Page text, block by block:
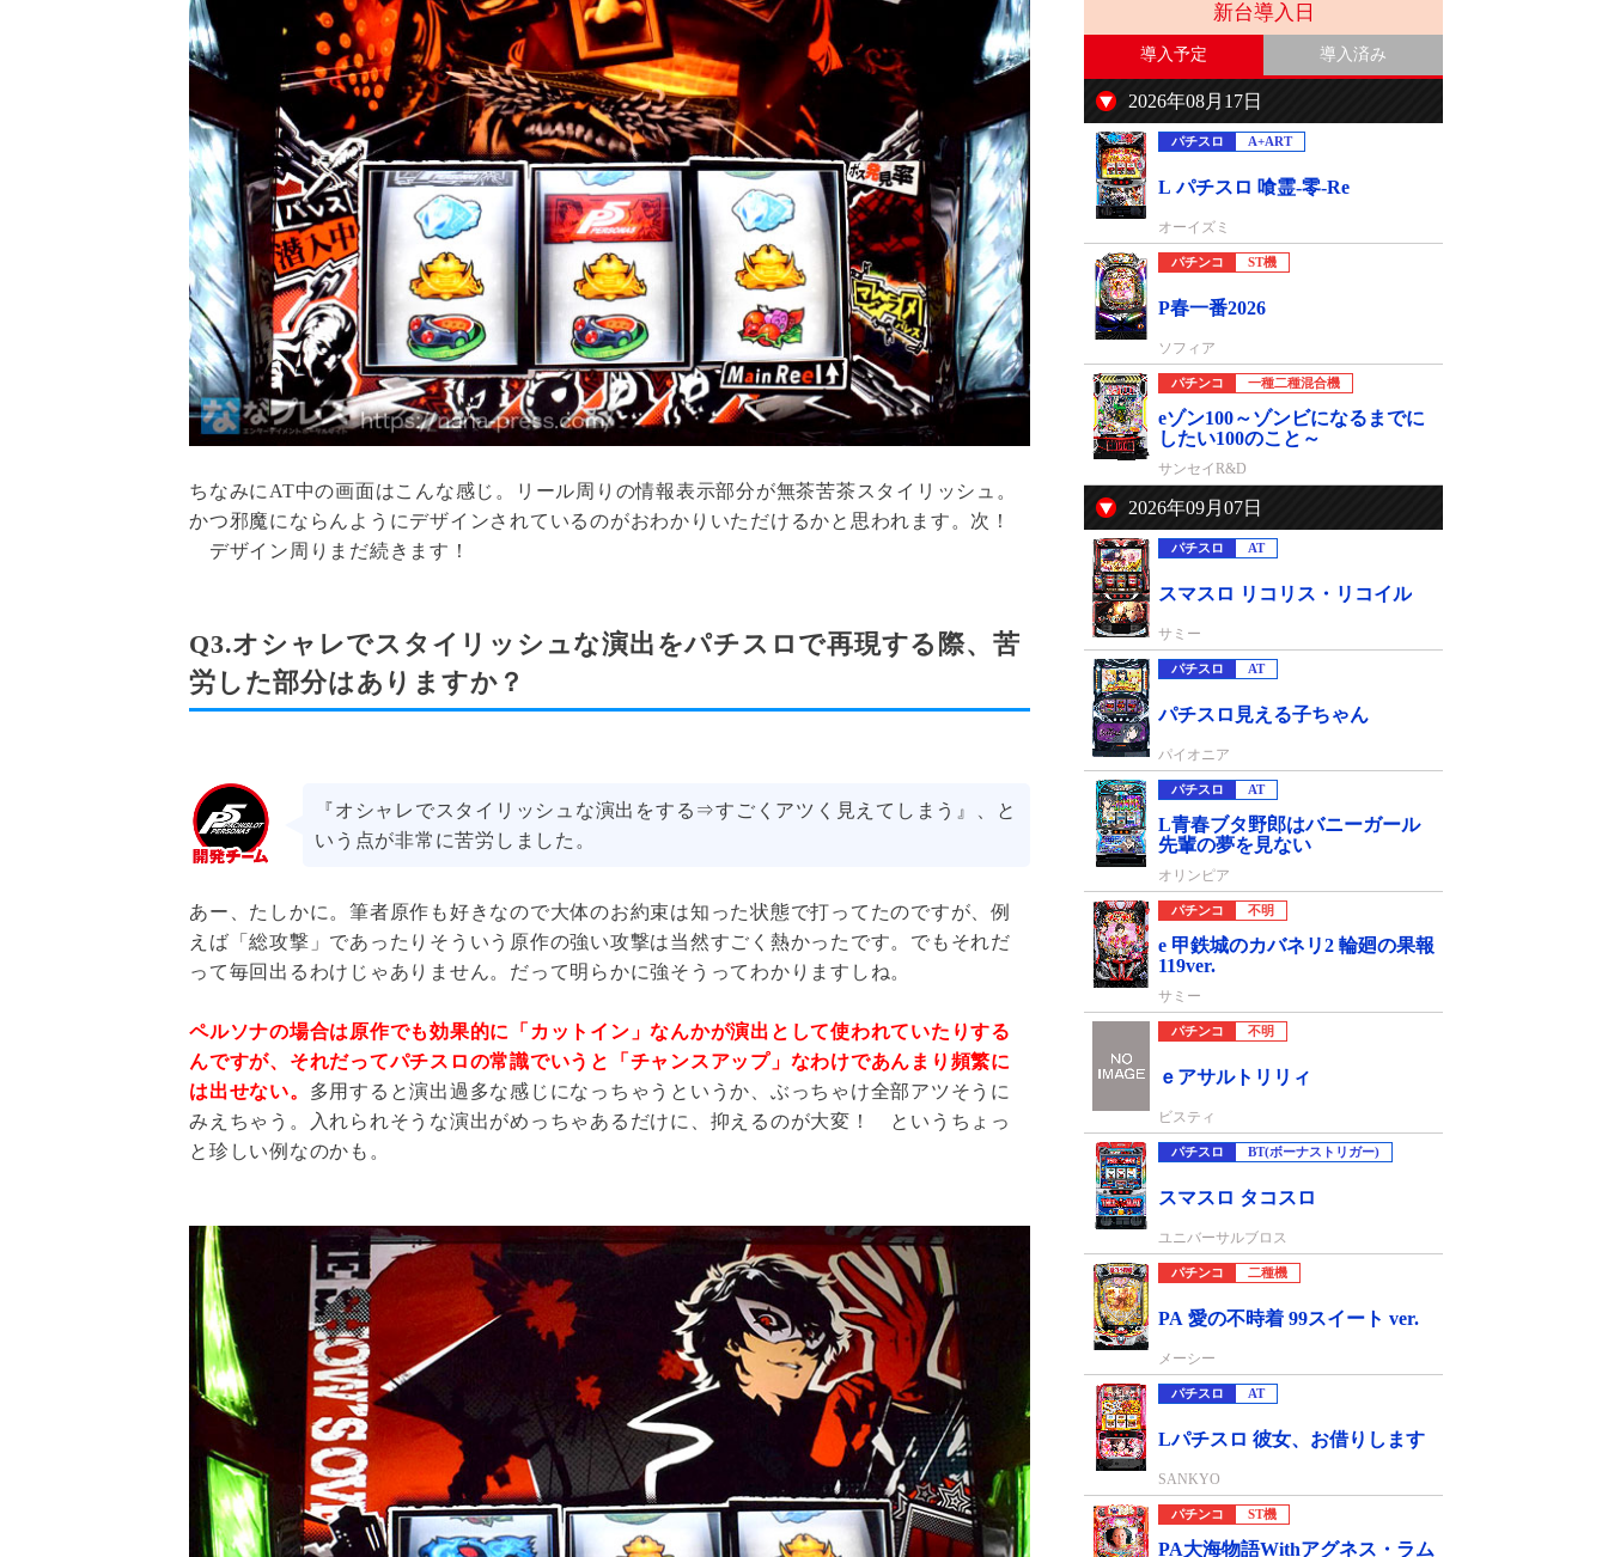
ちなみにAT中の画面はこんな感じ。リール周りの情報表示部分が無茶苦茶スタイリッシュ。
かつ邪魔にならんようにデザインされているのがおわかりいただけるかと思われます。次！
デザイン周りまだ続きます！
Q3.オシャレでスタイリッシュな演出をパチスロで再現する際、苦
労した部分はありますか？
『オシャレでスタイリッシュな演出をする⇒すごくアツく見えてしまう』、と
いう点が非常に苦労しました。
あー、たしかに。筆者原作も好きなので大体のお約束は知った状態で打ってたのですが、例
えば「総攻撃」であったりそういう原作の強い攻撃は当然すごく熱かったです。でもそれだ
って毎回出るわけじゃありません。だって明らかに強そうってわかりますしね。
ペルソナの場合は原作でも効果的に「カットイン」なんかが演出として使われていたりする
んですが、それだってパチスロの常識でいうと「チャンスアップ」なわけであんまり頻繁に
は出せない。 多用すると演出過多な感じになっちゃうというか、ぶっちゃけ全部アツそうに
みえちゃう。入れられそうな演出がめっちゃあるだけに、抑えるのが大変！ というちょっ
と珍しい例なのかも。
新台導入日
導入予定 導入済み
2026年08月17日
パチスロ A+ART
L パチスロ 喰霊-零-Re
オーイズミ
パチンコ ST機
P春一番2026
ソフィア
パチンコ 一種二種混合機
eゾン100～ゾンビになるまでに
したい100のこと～
サンセイR&D
2026年09月07日
パチスロ AT
スマスロ リコリス・リコイル
サミー
パチスロ AT
パチスロ見える子ちゃん
パイオニア
パチスロ AT
L青春ブタ野郎はバニーガール
先輩の夢を見ない
オリンピア
パチンコ 不明
e 甲鉄城のカバネリ2 輪廻の果報
119ver.
サミー
パチンコ 不明
ｅアサルトリリィ
ビスティ
パチスロ BT(ボーナストリガー)
スマスロ タコスロ
ユニバーサルブロス
パチンコ 二種機
PA 愛の不時着 99スイート ver.
メーシー
パチスロ AT
Lパチスロ 彼女、お借りします
SANKYO
パチンコ ST機
PA大海物語Withアグネス・ラム